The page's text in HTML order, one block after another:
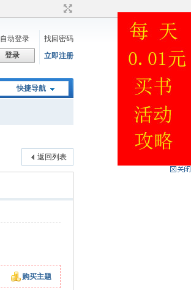
自动登录
找回密码
登录 立即注册
快捷导航
返回列表
购买主题